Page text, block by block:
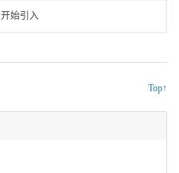
开始引入
Top↑